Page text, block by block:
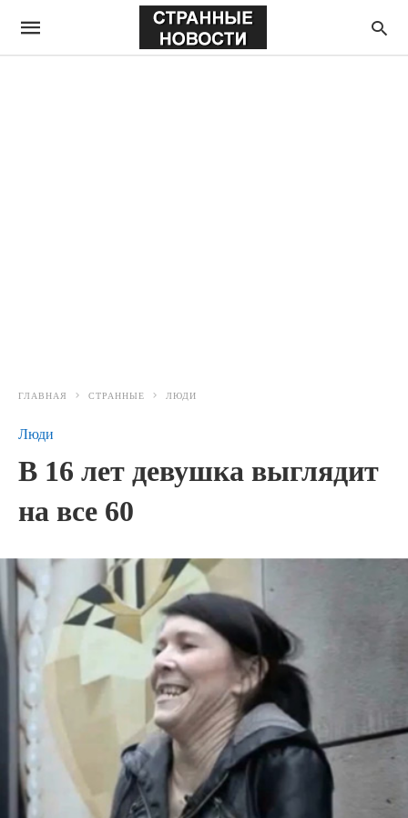
ГЛАВНАЯ СТРАННЫЕ ЛЮДИ
Люди
В 16 лет девушка выглядит
на все 60